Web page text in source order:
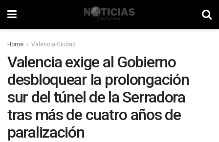
Home Valencia Ciudad
Valencia exige al Gobierno
desbloquear la prolongación
sur del túnel de la Serradora
tras más de cuatro años de
paralización